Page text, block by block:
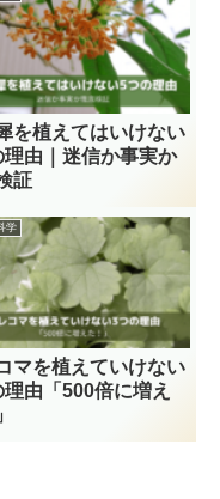
を植えてはいけない
理由｜迷信か事実か
証
学
マを植えていけない
由「500倍に増え